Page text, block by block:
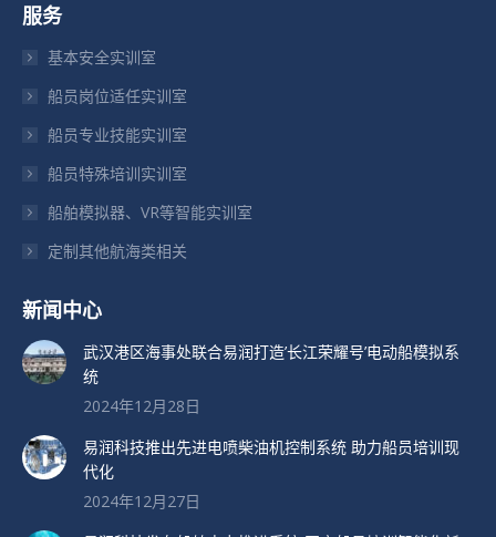
在
新
口
中
打
新
口
中
打
新
口
中
打
服务
基本安全实训室
船员岗位适任实训室
船员专业技能实训室
船员特殊培训实训室
船舶模拟器、VR等智能实训室
定制其他航海类相关
新闻中心
武汉港区海事处联合易润打造’长江荣耀号’电动船模拟系
统
2024年12月28日
易润科技推出先进电喷柴油机控制系统 助力船员培训现
代化
2024年12月27日